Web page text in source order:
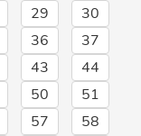
29
30
36
37
43
44
50
51
57
58